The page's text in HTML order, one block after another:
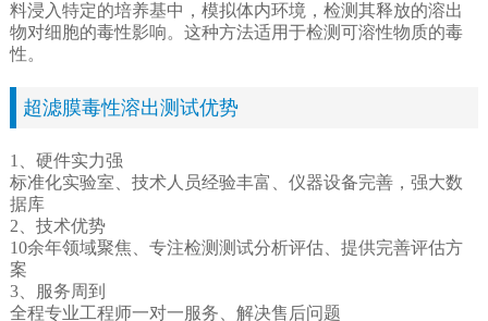
料浸入特定的培养基中，模拟体内环境，检测其释放的溶出
物对细胞的毒性影响。这种方法适用于检测可溶性物质的毒
性。
超滤膜毒性溶出测试优势
1、硬件实力强
标准化实验室、技术人员经验丰富、仪器设备完善，强大数
据库
2、技术优势
10余年领域聚焦、专注检测测试分析评估、提供完善评估方
案
3、服务周到
全程专业工程师一对一服务、解决售后问题